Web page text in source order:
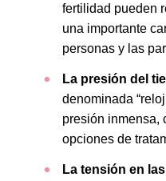
fertilidad pueden
una importante
personas y las
La presión del
denominada
presión inmensa,
opciones de
La tensión en